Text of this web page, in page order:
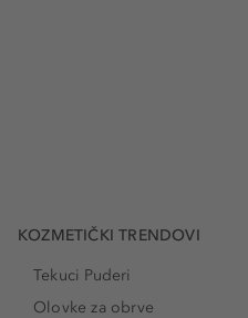
KOZMETIČKI TRENDOVI
Tekuci Puderi
Olovke za obrve